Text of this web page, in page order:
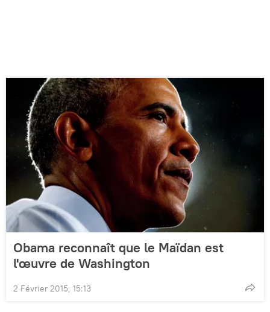
Obama reconnaît que le Maïdan est
l'œuvre de Washington
2 Février 2015, 15:13